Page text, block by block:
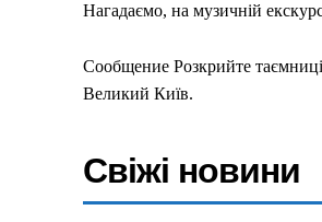
Нагадаємо, на музичній
Сообщение Розкрийте
Великий Київ.
Свіжі новини